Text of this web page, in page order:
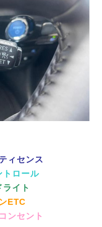
ィセンス
トロール
ライト
ETC
ンセント